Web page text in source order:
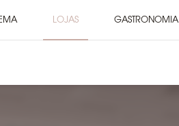
LOJAS GASTRONOMIA